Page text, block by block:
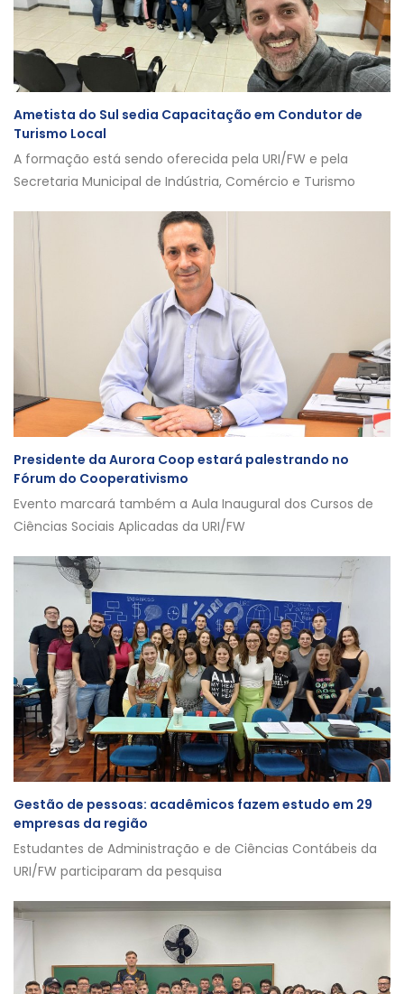
Ametista do Sul sedia Capacitação em Condutor de
Turismo Local
A formação está sendo oferecida pela URI/FW e pela
Secretaria Municipal de Indústria, Comércio e Turismo
Presidente da Aurora Coop estará palestrando no
Fórum do Cooperativismo
Evento marcará também a Aula Inaugural dos Cursos de
Ciências Sociais Aplicadas da URI/FW
Gestão de pessoas: acadêmicos fazem estudo em 29
empresas da região
Estudantes de Administração e de Ciências Contábeis da
URI/FW participaram da pesquisa